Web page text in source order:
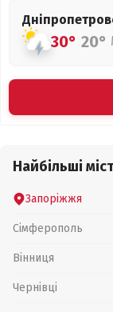
30° 20°
Найбільші
Запоріжжя
Сімферополь
Вінниця
Чернівці